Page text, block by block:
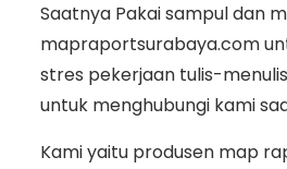
Saatnya Pakai sampul dan
mapraportsurabaya.com
stres pekerjaan tulis-
untuk menghubungi kami
Kami yaitu produsen map